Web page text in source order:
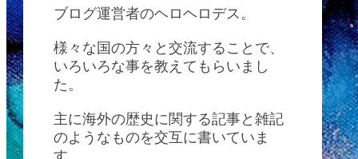
ブログ運営者のヘロヘロデス。
様々な国の方々と交流することで、
いろいろな事を教えてもらいまし
た。
主に海外の歴史に関する記事と雑記
のようなものを交互に書いていま
す。